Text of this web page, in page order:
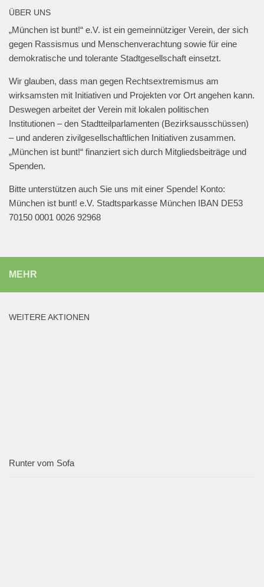
@muenchen_bunt
#muenchengegenantisemitismus#neveragainisnow
#bringthemhomenow
2 13 Twitter
Mehr laden
ÜBER UNS
„München ist bunt!“ e.V. ist ein gemeinnütziger Verein, der sich
gegen Rassismus und Menschenverachtung sowie für eine
demokratische und tolerante Stadtgesellschaft einsetzt.
Wir glauben, dass man gegen Rechtsextremismus am
wirksamsten mit Initiativen und Projekten vor Ort angehen kann.
Deswegen arbeitet der Verein mit lokalen politischen
Institutionen – den Stadtteilparlamenten (Bezirksausschüssen)
– und anderen zivilgesellschaftlichen Initiativen zusammen.
„München ist bunt!“ finanziert sich durch Mitgliedsbeiträge und
Spenden.
Bitte unterstützen auch Sie uns mit einer Spende! Konto:
München ist bunt! e.V. Stadtsparkasse München IBAN DE53
70150 0001 0026 92968
MEHR
WEITERE AKTIONEN
Runter vom Sofa